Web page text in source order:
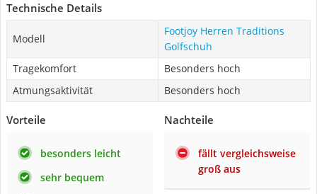
Technische Details
Modell
Footjoy Herren Traditions
Golfschuh
Tragekomfort
Besonders hoch
Atmungsaktivität
Besonders hoch
Vorteile
besonders leicht
sehr bequem
Nachteile
fällt vergleichsweise
groß aus